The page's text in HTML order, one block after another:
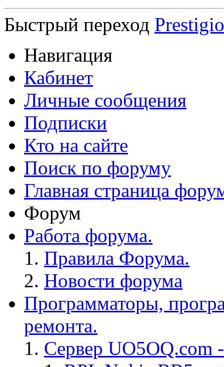
Быстрый переход Prestigio
Навигация
Кабинет
Личные сообщения
Подписки
Кто на сайте
Поиск по форуму
Главная страница
Форум
Работа форума.
Правила Форума.
Новости форума
Программаторы,
ремонта.
Сервер